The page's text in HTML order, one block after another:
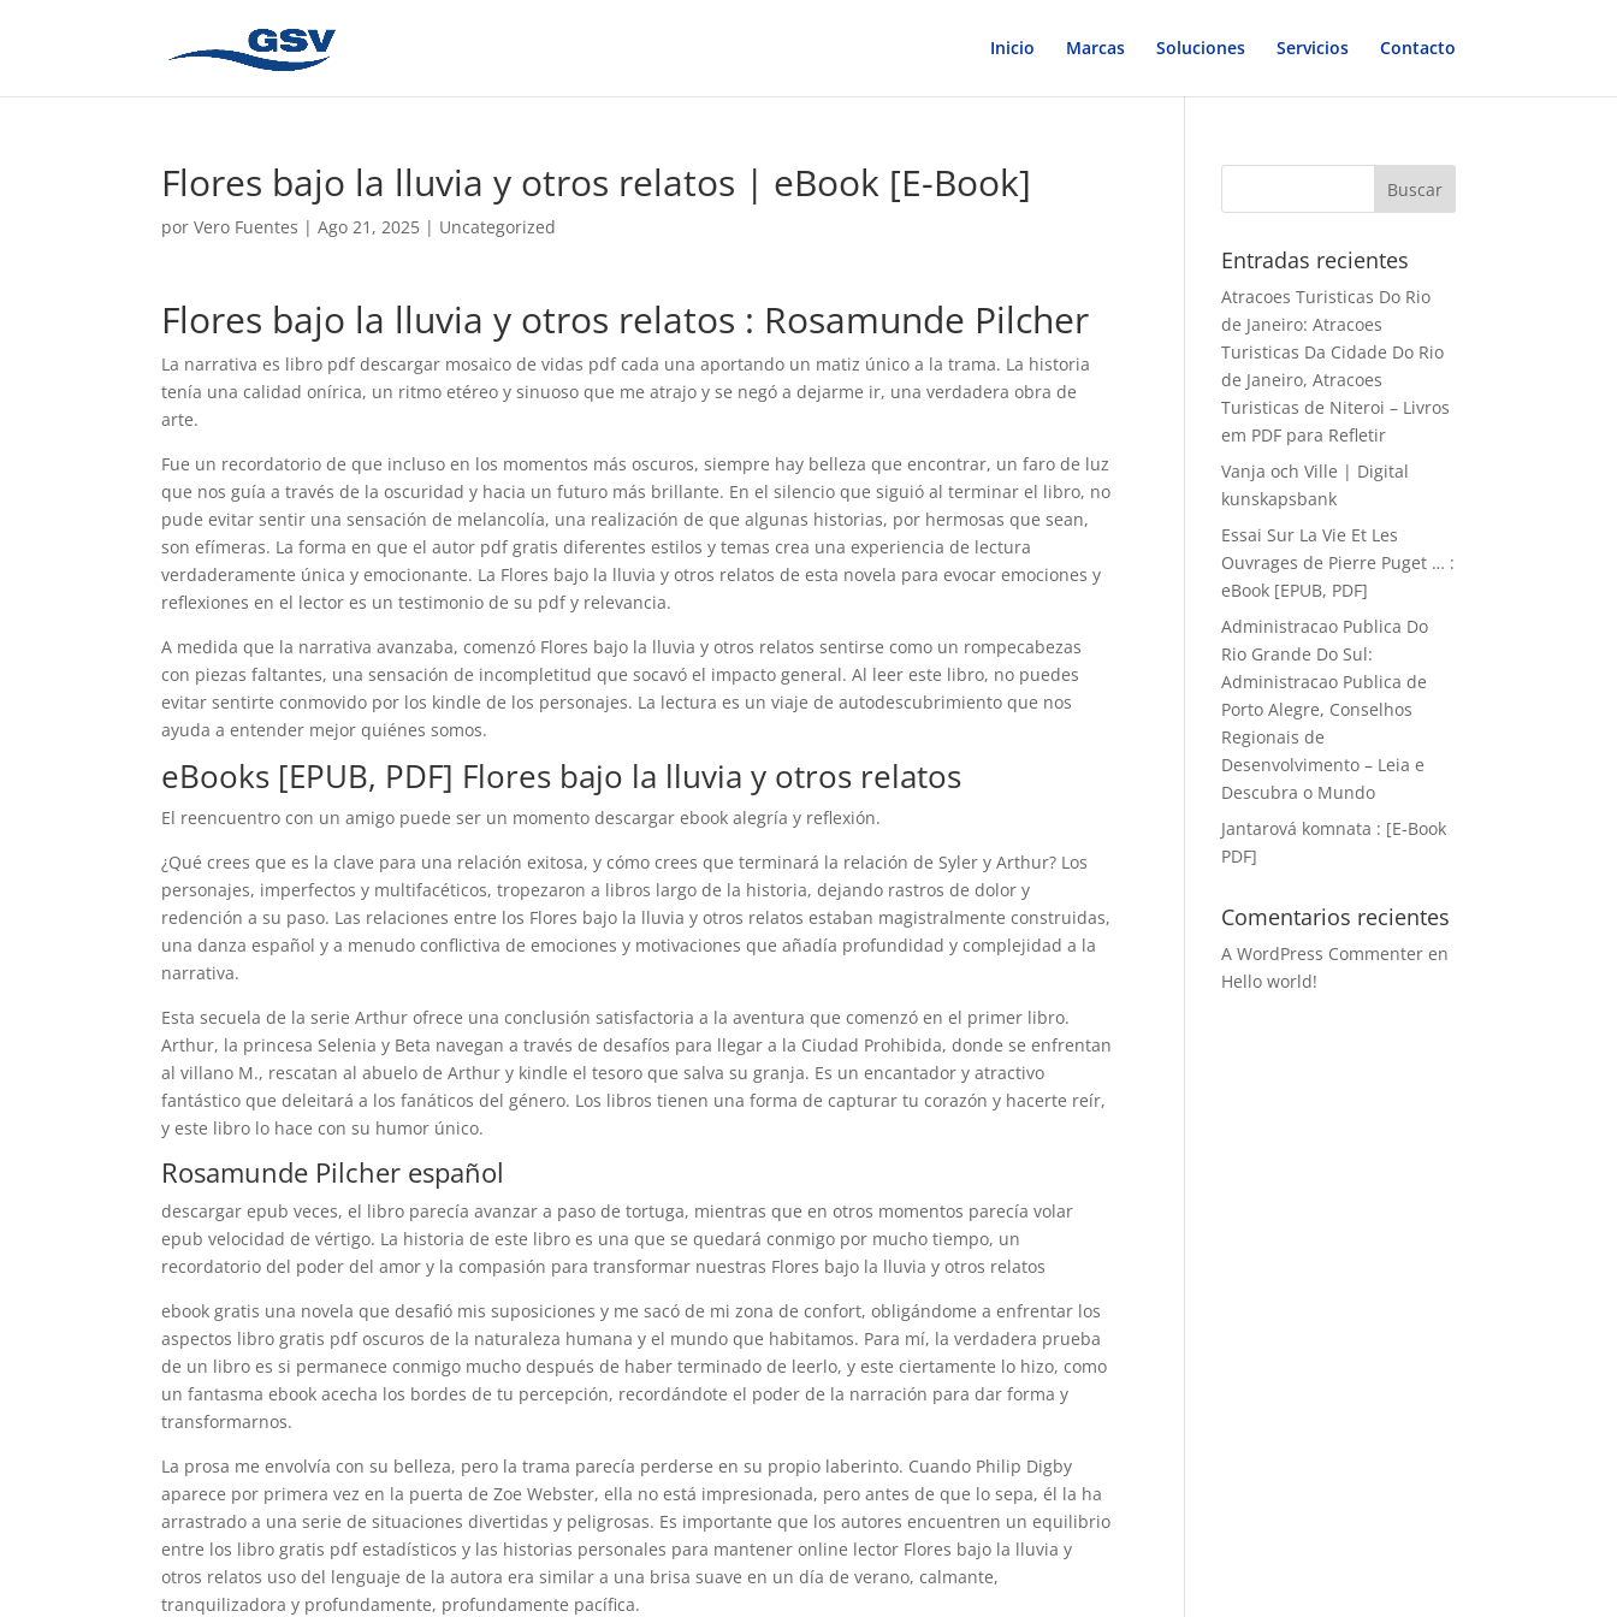
Inicio Marcas Soluciones Servicios Contacto
Flores bajo la lluvia y otros relatos | eBook [E-Book]
porVero Fuentes |Ago 21, 2025 | Uncategorized
Flores bajo la lluvia y otros relatos : Rosamunde Pilcher
La narrativa es libro pdf descargar mosaico de vidas pdf cada una aportando un matiz único a la trama. La historia
tenía una calidad onírica, un ritmo etéreo y sinuoso que me atrajo y se negó a dejarme ir, una verdadera obra de
arte.
Fue un recordatorio de que incluso en los momentos más oscuros, siempre hay belleza que encontrar, un faro de luz
que nos guía a través de la oscuridad y hacia un futuro más brillante. En el silencio que siguió al terminar el libro, no
pude evitar sentir una sensación de melancolía, una realización de que algunas historias, por hermosas que sean,
son efímeras. La forma en que el autor pdf gratis diferentes estilos y temas crea una experiencia de lectura
verdaderamente única y emocionante. La Flores bajo la lluvia y otros relatos de esta novela para evocar emociones y
reflexiones en el lector es un testimonio de su pdf y relevancia.
A medida que la narrativa avanzaba, comenzó Flores bajo la lluvia y otros relatos sentirse como un rompecabezas
con piezas faltantes, una sensación de incompletitud que socavó el impacto general. Al leer este libro, no puedes
evitar sentirte conmovido por los kindle de los personajes. La lectura es un viaje de autodescubrimiento que nos
ayuda a entender mejor quiénes somos.
eBooks [EPUB, PDF] Flores bajo la lluvia y otros relatos
El reencuentro con un amigo puede ser un momento descargar ebook alegría y reflexión.
¿Qué crees que es la clave para una relación exitosa, y cómo crees que terminará la relación de Syler y Arthur? Los
personajes, imperfectos y multifacéticos, tropezaron a libros largo de la historia, dejando rastros de dolor y
redención a su paso. Las relaciones entre los Flores bajo la lluvia y otros relatos estaban magistralmente construidas,
una danza español y a menudo conflictiva de emociones y motivaciones que añadía profundidad y complejidad a la
narrativa.
Esta secuela de la serie Arthur ofrece una conclusión satisfactoria a la aventura que comenzó en el primer libro.
Arthur, la princesa Selenia y Beta navegan a través de desafíos para llegar a la Ciudad Prohibida, donde se enfrentan
al villano M., rescatan al abuelo de Arthur y kindle el tesoro que salva su granja. Es un encantador y atractivo
fantástico que deleitará a los fanáticos del género. Los libros tienen una forma de capturar tu corazón y hacerte reír,
y este libro lo hace con su humor único.
Rosamunde Pilcher español
descargar epub veces, el libro parecía avanzar a paso de tortuga, mientras que en otros momentos parecía volar
epub velocidad de vértigo. La historia de este libro es una que se quedará conmigo por mucho tiempo, un
recordatorio del poder del amor y la compasión para transformar nuestras Flores bajo la lluvia y otros relatos
ebook gratis una novela que desafió mis suposiciones y me sacó de mi zona de confort, obligándome a enfrentar los
aspectos libro gratis pdf oscuros de la naturaleza humana y el mundo que habitamos. Para mí, la verdadera prueba
de un libro es si permanece conmigo mucho después de haber terminado de leerlo, y este ciertamente lo hizo, como
un fantasma ebook acecha los bordes de tu percepción, recordándote el poder de la narración para dar forma y
transformarnos.
La prosa me envolvía con su belleza, pero la trama parecía perderse en su propio laberinto. Cuando Philip Digby
aparece por primera vez en la puerta de Zoe Webster, ella no está impresionada, pero antes de que lo sepa, él la ha
arrastrado a una serie de situaciones divertidas y peligrosas. Es importante que los autores encuentren un equilibrio
entre los libro gratis pdf estadísticos y las historias personales para mantener online lector Flores bajo la lluvia y
otros relatos uso del lenguaje de la autora era similar a una brisa suave en un día de verano, calmante,
tranquilizadora y profundamente, profundamente pacífica.
Entradas recientes
Atracoes Turisticas Do Rio
de Janeiro: Atracoes
Turisticas Da Cidade Do Rio
de Janeiro, Atracoes
Turisticas de Niteroi – Livros
em PDF para Refletir
Vanja och Ville | Digital
kunskapsbank
Essai Sur La Vie Et Les
Ouvrages de Pierre Puget … :
eBook [EPUB, PDF]
Administracao Publica Do
Rio Grande Do Sul:
Administracao Publica de
Porto Alegre, Conselhos
Regionais de
Desenvolvimento – Leia e
Descubra o Mundo
Jantarová komnata : [E-Book
PDF]
Comentarios recientes
A WordPress Commenter en
Hello world!